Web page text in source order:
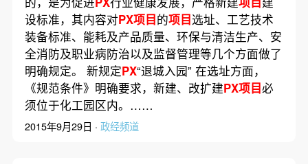
设标准，其内容对PX项目的项目选址、工艺技术
装备标准、能耗及产品质量、环保与清洁生产、安
全消防及职业病防治以及监督管理等几个方面做了
明确规定。 新规定PX“退城入园” 在选址方面，
《规范条件》明确要求，新建、改扩建PX项目必
须位于化工园区内。……
2015年9月29日 · 政经频道